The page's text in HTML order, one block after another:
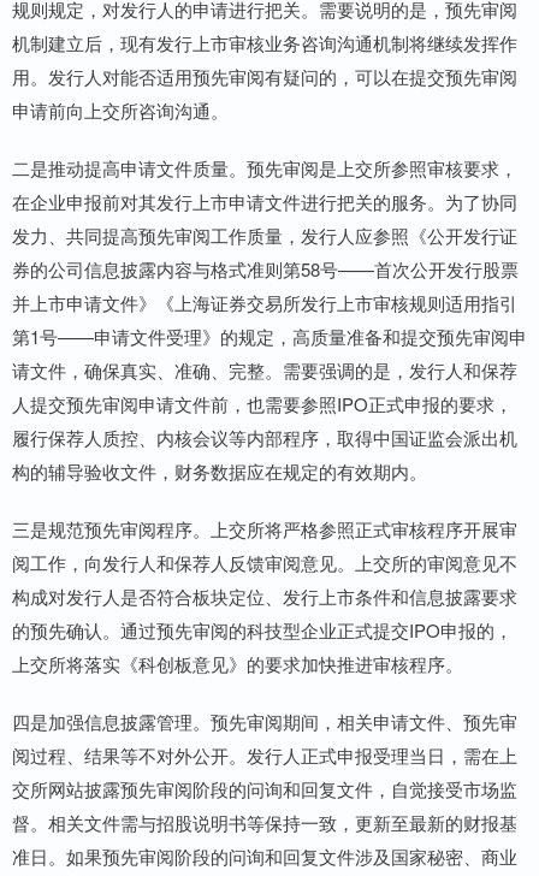
规则规定，对发行人的申请进行把关。需要说明的是，预先审阅
机制建立后，现有发行上市审核业务咨询沟通机制将继续发挥作
用。发行人对能否适用预先审阅有疑问的，可以在提交预先审阅
申请前向上交所咨询沟通。
二是推动提高申请文件质量。预先审阅是上交所参照审核要求，
在企业申报前对其发行上市申请文件进行把关的服务。为了协同
发力、共同提高预先审阅工作质量，发行人应参照《公开发行证
券的公司信息披露内容与格式准则第58号——首次公开发行股票
并上市申请文件》《上海证券交易所发行上市审核规则适用指引
第1号——申请文件受理》的规定，高质量准备和提交预先审阅申
请文件，确保真实、准确、完整。需要强调的是，发行人和保荐
人提交预先审阅申请文件前，也需要参照IPO正式申报的要求，
履行保荐人质控、内核会议等内部程序，取得中国证监会派出机
构的辅导验收文件，财务数据应在规定的有效期内。
三是规范预先审阅程序。上交所将严格参照正式审核程序开展审
阅工作，向发行人和保荐人反馈审阅意见。上交所的审阅意见不
构成对发行人是否符合板块定位、发行上市条件和信息披露要求
的预先确认。通过预先审阅的科技型企业正式提交IPO申报的，
上交所将落实《科创板意见》的要求加快推进审核程序。
四是加强信息披露管理。预先审阅期间，相关申请文件、预先审
阅过程、结果等不对外公开。发行人正式申报受理当日，需在上
交所网站披露预先审阅阶段的问询和回复文件，自觉接受市场监
督。相关文件需与招股说明书等保持一致，更新至最新的财报基
准日。如果预先审阅阶段的问询和回复文件涉及国家秘密、商业